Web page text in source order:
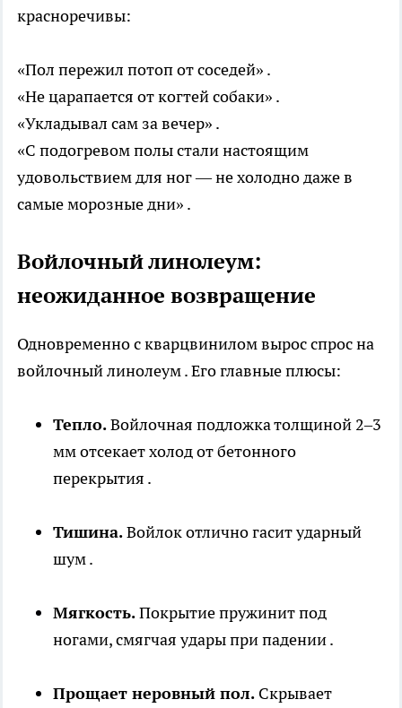
красноречивы:
«Пол пережил потоп от соседей» .
«Не царапается от когтей собаки» .
«Укладывал сам за вечер» .
«С подогревом полы стали настоящим
удовольствием для ног — не холодно даже в
самые морозные дни» .
Войлочный линолеум:
неожиданное возвращение
Одновременно с кварцвинилом вырос спрос на
войлочный линолеум . Его главные плюсы:
Тепло.Войлочная подложка толщиной 2–3
мм отсекает холод от бетонного
перекрытия .
Тишина.Войлок отлично гасит ударный
шум .
Мягкость.Покрытие пружинит под
ногами, смягчая удары при падении .
Прощает неровный пол. Скрывает